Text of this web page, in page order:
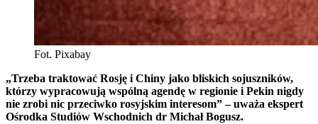
Fot. Pixabay
„Trzeba traktować Rosję i Chiny jako bliskich sojuszników,
którzy wypracowują wspólną agendę w regionie i Pekin nigdy
nie zrobi nic przeciwko rosyjskim interesom” – uważa ekspert
Ośrodka Studiów Wschodnich dr Michał Bogusz.